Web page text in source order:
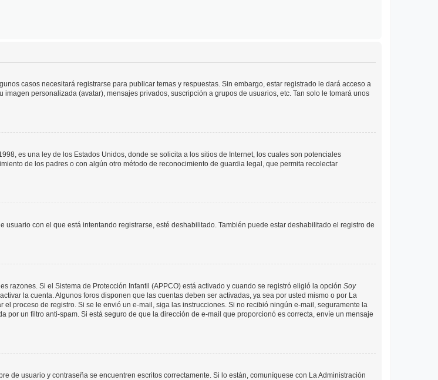
casos necesitará registrarse para publicar temas y respuestas. Sin embargo, estar registrado le dará acceso a
personalizada (avatar), mensajes privados, suscripción a grupos de usuarios, etc. Tan solo le tomará unos
es una ley de los Estados Unidos, donde se solicita a los sitios de Internet, los cuales son potenciales
de los padres o con algún otro método de reconocimiento de guardia legal, que permita recolectar
con el que está intentando registrarse, esté deshabilitado. También puede estar deshabilitado el registro de
razones. Si el Sistema de Protección Infantil (APPCO) está activado y cuando se registró eligió la opción Soy
la cuenta. Algunos foros disponen que las cuentas deben ser activadas, ya sea por usted mismo o por La
proceso de registro. Si se le envió un e-mail, siga las instrucciones. Si no recibió ningún e-mail, seguramente la
un filtro anti-spam. Si está seguro de que la dirección de e-mail que proporcionó es correcta, envíe un mensaje
de usuario y contraseña se encuentren escritos correctamente. Si lo están, comuníquese con La Administración